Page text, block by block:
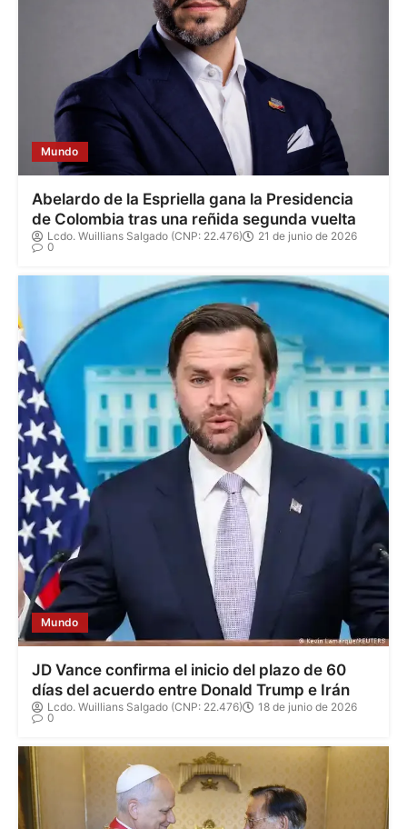
Mundo
Abelardo de la Espriella gana la Presidencia
de Colombia tras una reñida segunda vuelta
Lcdo. Wuillians Salgado (CNP: 22.476)
21 de junio de 2026
0
Mundo
JD Vance confirma el inicio del plazo de 60
días del acuerdo entre Donald Trump e Irán
Lcdo. Wuillians Salgado (CNP: 22.476)
18 de junio de 2026
0